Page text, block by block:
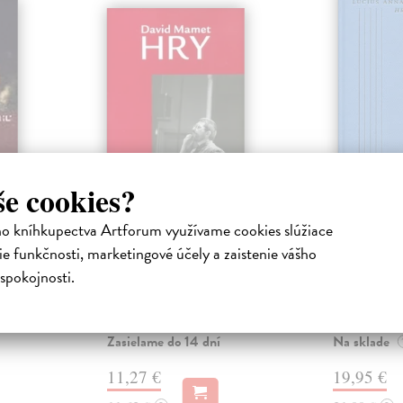
cookies?
kníhkupectva Artforum využívame cookies slúžiace
funkčnosti, marketingové účely a zaistenie vášho
Hry (Mamet)
Mamet David| Kniha
Výber z najlepších hier Davida
Zasielame do 14 dní
11,27 €
Hry
Seneca
filozofa L.
prvýkrát v
Na sklade
19,95 €